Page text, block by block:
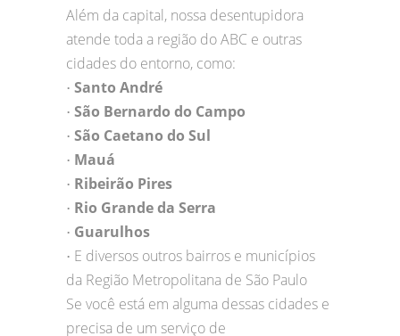
Além da capital, nossa desentupidora
atende toda a região do ABC e outras
cidades do entorno, como:
• Santo André
• São Bernardo do Campo
• São Caetano do Sul
• Mauá
• Ribeirão Pires
• Rio Grande da Serra
• Guarulhos
• E diversos outros bairros e municípios
da Região Metropolitana de São Paulo
Se você está em alguma dessas cidades e
precisa de um serviço de